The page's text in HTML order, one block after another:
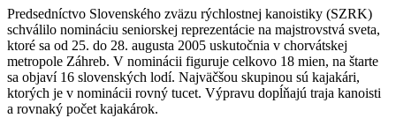
Predsedníctvo Slovenského zväzu rýchlostnej kanoistiky (SZRK)
schválilo nomináciu seniorskej reprezentácie na majstrovstvá sveta,
ktoré sa od 25. do 28. augusta 2005 uskutočnia v chorvátskej
metropole Záhreb. V nominácii figuruje celkovo 18 mien, na štarte
sa objaví 16 slovenských lodí. Najväčšou skupinou sú kajakári,
ktorých je v nominácii rovný tucet. Výpravu dopĺňajú traja kanoisti
a rovnaký počet kajakárok.